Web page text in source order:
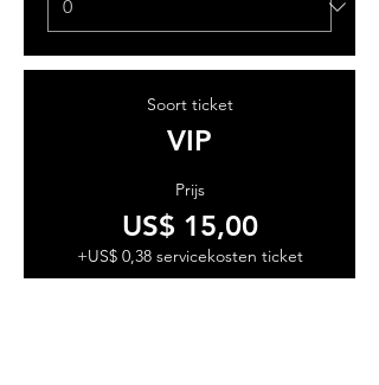
Soort ticket
VIP
Prijs
US$ 15,00
+US$ 0,38 servicekosten ticket